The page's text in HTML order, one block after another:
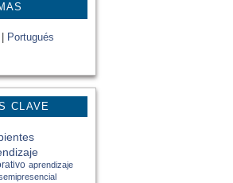
Portugués
CLAVE
aprendizaje